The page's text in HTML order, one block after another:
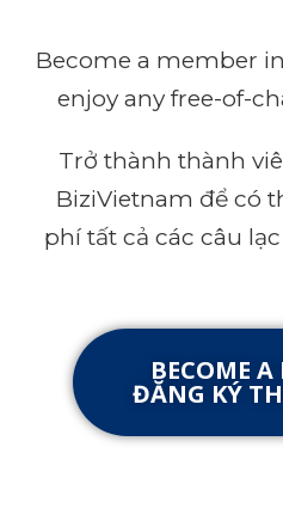
Become a member
enjoy any free-of-
Trở thành thành
BiziVietnam để có
phí tất cả các câu
BECOME
ĐĂNG KÝ